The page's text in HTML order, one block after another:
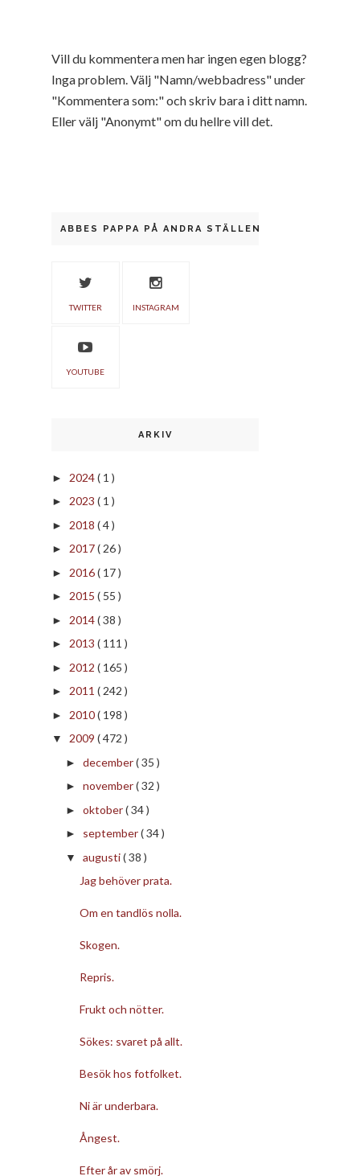
Vill du kommentera men har ingen egen blogg?
Inga problem. Välj "Namn/webbadress" under
"Kommentera som:" och skriv bara i ditt namn.
Eller välj "Anonymt" om du hellre vill det.
ABBES PAPPA PÅ ANDRA STÄLLEN
TWITTER INSTAGRAM
YOUTUBE
ARKIV
► 2024( 1 )
► 2023 ( 1 )
► 2018 ( 4 )
► 2017( 26 )
► 2016( 17 )
► 2015 ( 55 )
► 2014( 38 )
► 2013 ( 111 )
► 2012 ( 165 )
► 2011 ( 242 )
► 2010( 198 )
▼ 2009 ( 472 )
► december( 35 )
► november( 32 )
► oktober( 34 )
► september( 34 )
▼ augusti( 38 )
Jag behöver prata.
Om en tandlös nolla.
Skogen.
Repris.
Frukt och nötter.
Sökes: svaret på allt.
Besök hos fotfolket.
Ni är underbara.
Ångest.
Efter år av smörj.